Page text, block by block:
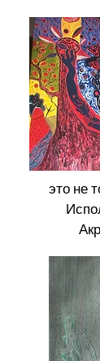
это не